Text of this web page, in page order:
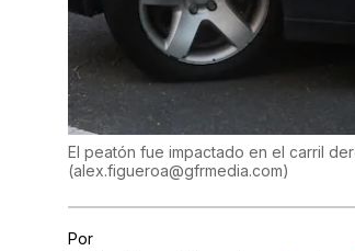
El peatón fue impactado en el carril
(alex.figueroa@gfrmedia.com)
Por